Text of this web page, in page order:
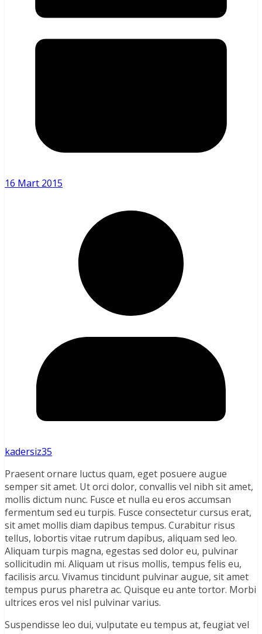
16 Mart 2015
kadersiz35
Praesent ornare luctus quam, eget posuere augue
semper sit amet. Ut orci dolor, convallis vel nibh sit amet,
mollis dictum nunc. Fusce et nulla eu eros accumsan
fermentum sed eu turpis. Fusce consectetur cursus erat,
sit amet mollis diam dapibus tempus. Curabitur risus
tellus, lobortis vitae rutrum dapibus, aliquam sed leo.
Aliquam turpis magna, egestas sed dolor eu, pulvinar
sollicitudin mi. Aliquam ut risus mollis, tempus felis eu,
facilisis arcu. Vivamus tincidunt pulvinar augue, sit amet
tempus purus pharetra ac. Quisque eu ante tortor. Morbi
ultrices eros vel nisl pulvinar varius.
Suspendisse leo dui, vulputate eu tempus at, feugiat vel